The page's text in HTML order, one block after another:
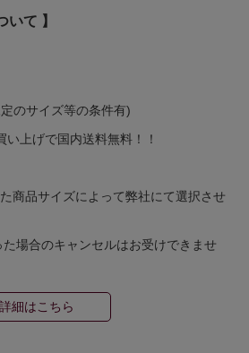
いて 】
のサイズ等の条件有)
上げで国内送料無料！！
商品サイズによって弊社にて選択させ
場合のキャンセルはお受けできませ
細はこちら